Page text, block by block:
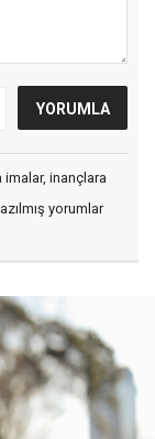
inançlara
yorumlar